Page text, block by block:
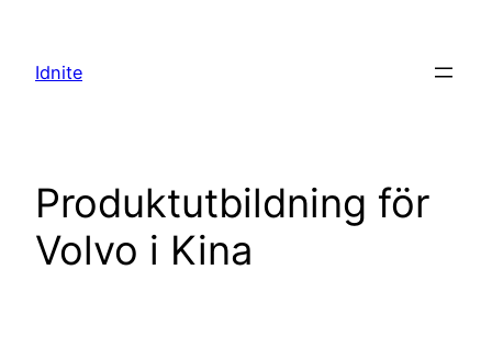
innehåll
Idnite
Produktutbildning för
Volvo i Kina